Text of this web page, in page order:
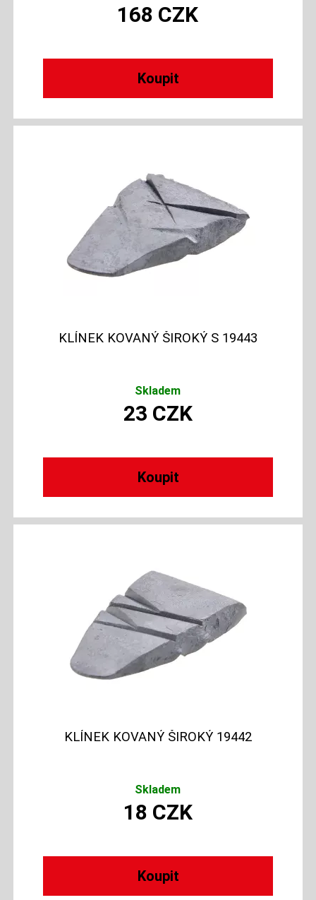
168 CZK
KLÍNEK KOVANÝ ŠIROKÝ S 19443
Skladem
23 CZK
KLÍNEK KOVANÝ ŠIROKÝ 19442
Skladem
18 CZK